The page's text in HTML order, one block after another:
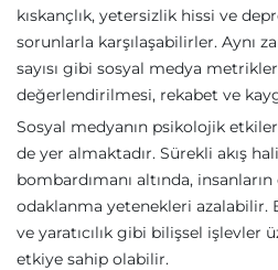
kıskançlık, yetersizlik hissi ve
sorunlarla karşılaşabilirler. Aynı
sayısı gibi sosyal medya
değerlendirilmesi, rekabet ve
Sosyal medyanın psikolojik
de yer almaktadır. Sürekli akış
bombardımanı altında,
odaklanma yetenekleri
ve yaratıcılık gibi bilişsel işlevler
etkiye sahip olabilir.